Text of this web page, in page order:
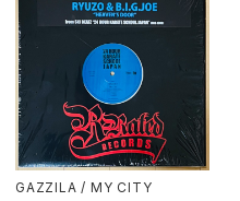
GAZZILA / MY CITY